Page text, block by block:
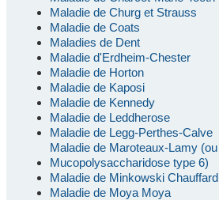
Maladie de Churg et Strauss
Maladie de Coats
Maladies de Dent
Maladie d'Erdheim-Chester
Maladie de Horton
Maladie de Kaposi
Maladie de Kennedy
Maladie de Leddherose
Maladie de Legg-Perthes-Calve
Maladie de Maroteaux-Lamy (ou
Mucopolysaccharidose type 6)
Maladie de Minkowski Chauffard
Maladie de Moya Moya